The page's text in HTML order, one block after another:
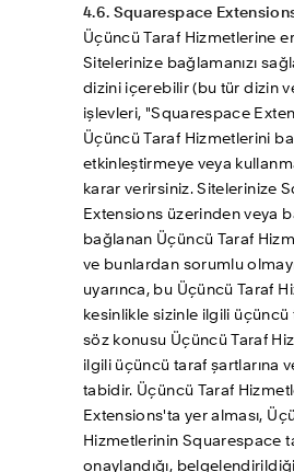
4.6. Squarespace
Üçüncü Taraf Hizmetlerine
Sitelerinize bağlamanızı
dizini içerebilir (bu tür dizin
işlevleri, "Squarespace
Üçüncü Taraf Hizmetlerini
etkinleştirmeye veya
karar verirsiniz. Sitelerinize
Extensions üzerinden veya
bağlanan Üçüncü Taraf
ve bunlardan sorumlu
uyarınca, bu Üçüncü Taraf
kesinlikle sizinle ilgili üçüncü
söz konusu Üçüncü Taraf
ilgili üçüncü taraf şartlarına
tabidir. Üçüncü Taraf
Extensions'ta yer alması,
Hizmetlerinin Squarespace
onaylandığı,